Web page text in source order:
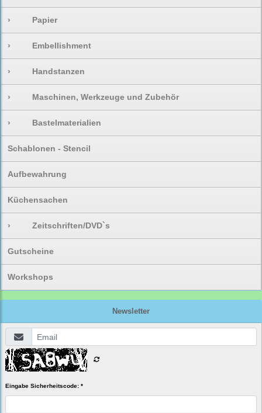
› Papier
› Embellishment
› Handstanzen
› Maschinen, Werkzeuge und Zubehör
› Bastelmaterialien
Schablonen - Stencil
Aufbewahrung
Küchensachen
› Zeitschriften/DVD`s
Gutscheine
Workshops
Newsletter
Eingabe Sicherheitscode: *